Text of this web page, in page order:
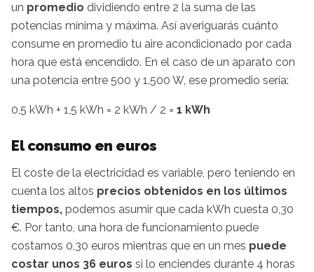
un promedio dividiendo entre 2 la suma de las
potencias mínima y máxima. Así averiguarás cuánto
consume en promedio tu aire acondicionado por cada
hora que está encendido. En el caso de un aparato con
una potencia entre 500 y 1.500 W, ese promedio sería:
0,5 kWh + 1,5 kWh = 2 kWh / 2 = 1 kWh
El consumo en euros
El coste de la electricidad es variable, pero teniendo en
cuenta los altos precios obtenidos en los últimos
tiempos, podemos asumir que cada kWh cuesta 0,30
€. Por tanto, una hora de funcionamiento puede
costarnos 0,30 euros mientras que en un mes puede
costar unos 36 euros si lo enciendes durante 4 horas